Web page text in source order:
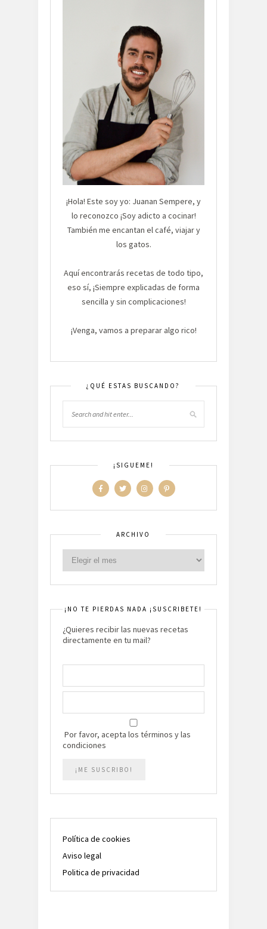
¡Hola! Este soy yo: Juanan Sempere, y
lo reconozco ¡Soy adicto a cocinar!
También me encantan el café, viajar y
los gatos.
Aquí encontrarás recetas de todo tipo,
eso sí, ¡Siempre explicadas de forma
sencilla y sin complicaciones!
¡Venga, vamos a preparar algo rico!
¿QUÉ ESTAS BUSCANDO?
¡SIGUEME!
ARCHIVO
¡NO TE PIERDAS NADA ¡SUSCRIBETE!
¿Quieres recibir las nuevas recetas
directamente en tu mail?
Por favor, acepta los términos y las
condiciones
Política de cookies
Aviso legal
Politica de privacidad